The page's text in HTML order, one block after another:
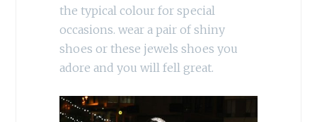
the typical colour for special
occasions. wear a pair of shiny
shoes or these jewels shoes you
adore and you will fell great.